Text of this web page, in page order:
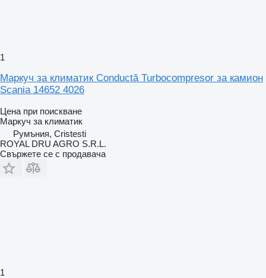
1
Маркуч за климатик Conductă Turbocompresor за камион
Scania 14652 4026
Цена при поискване
Маркуч за климатик
Румъния, Cristesti
ROYAL DRU AGRO S.R.L.
Свържете се с продавача
1